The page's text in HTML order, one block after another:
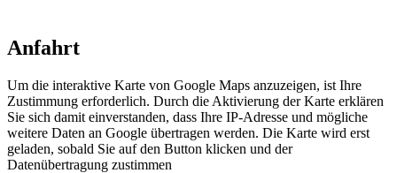
Anfahrt
Um die interaktive Karte von Google Maps anzuzeigen, ist Ihre
Zustimmung erforderlich. Durch die Aktivierung der Karte erklären
Sie sich damit einverstanden, dass Ihre IP-Adresse und mögliche
weitere Daten an Google übertragen werden. Die Karte wird erst
geladen, sobald Sie auf den Button klicken und der
Datenübertragung zustimmen